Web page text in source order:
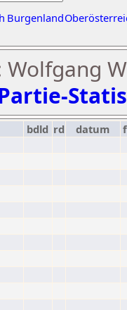
Burgenland
Wolfgang
bdld rd datum
f